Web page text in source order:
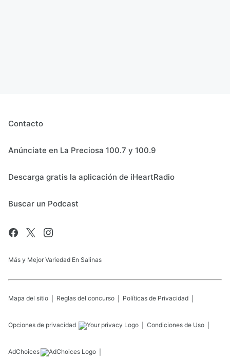
Contacto
Anúnciate en La Preciosa 100.7 y 100.9
Descarga gratis la aplicación de iHeartRadio
Buscar un Podcast
Más y Mejor Variedad En Salinas
Mapa del sitio Reglas del concurso Políticas de Privacidad
Opciones de privacidad Condiciones de Uso
AdChoices